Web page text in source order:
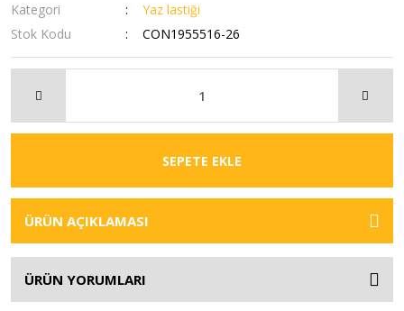
Kategori
Yaz lastiği
Stok Kodu
CON1955516-26
SEPETE EKLE
ÜRÜN AÇIKLAMASI
ÜRÜN YORUMLARI